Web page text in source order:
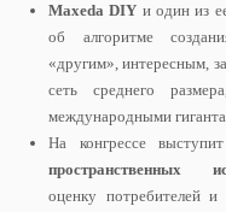
Maxeda DIY и один из
об алгоритме
«другим», интересным,
сеть среднего
международными
На конгрессе
пространственных
оценку потребителей и